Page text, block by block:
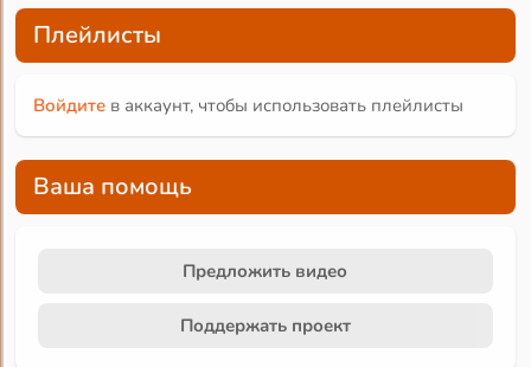
Плейлисты
Войдите в аккаунт, чтобы использовать плейлисты
Ваша помощь
Предложить видео
Поддержать проект